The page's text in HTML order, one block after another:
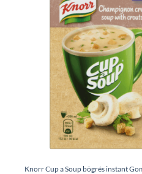
Knorr Cup a Soup bögrés instant